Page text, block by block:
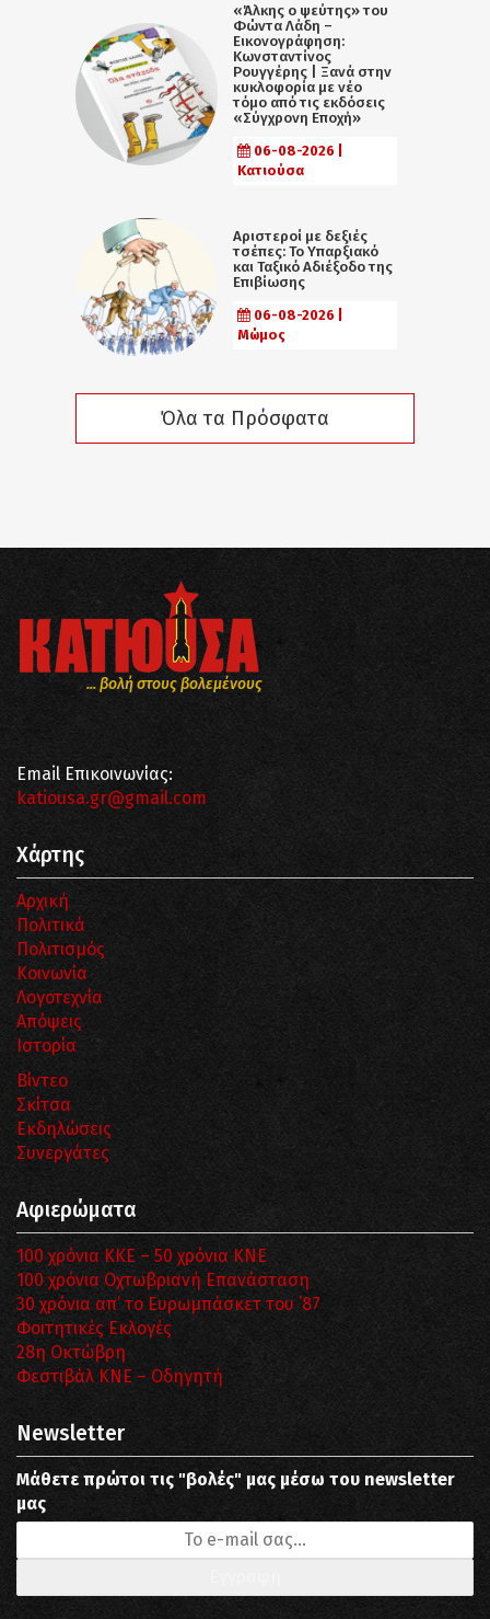
«Άλκης ο ψεύτης» του
Φώντα Λάδη –
Εικονογράφηση:
Κωνσταντίνος
Ρουγγέρης | Ξανά στην
κυκλοφορία με νέο
τόμο από τις εκδόσεις
«Σύγχρονη Εποχή»
06-08-2026 |
Κατιούσα
Αριστεροί με δεξιές
τσέπες: Το Υπαρξιακό
και Ταξικό Αδιέξοδο της
Επιβίωσης
06-08-2026 |
Μώμος
Όλα τα Πρόσφατα
... βολή στους βολεμένους
Email Επικοινωνίας:
katiousa.gr@gmail.com
Χάρτης
Αρχική
Πολιτικά
Πολιτισμός
Κοινωνία
Λογοτεχνία
Απόψεις
Ιστορία
Βίντεο
Σκίτσα
Εκδηλώσεις
Συνεργάτες
Αφιερώματα
100 χρόνια ΚΚΕ – 50 χρόνια ΚΝΕ
100 χρόνια Οχτωβριανή Επανάσταση
30 χρόνια απ’ το Ευρωμπάσκετ του ΄87
Φοιτητικές Εκλογές
28η Οκτώβρη
Φεστιβάλ ΚΝΕ – Οδηγητή
Newsletter
Μάθετε πρώτοι τις "βολές" μας μέσω του newsletter
μας